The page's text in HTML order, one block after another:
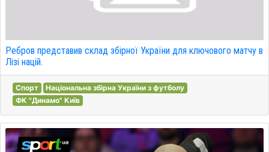
Ребров представив склад збірної України для ключового матчу в
Лізі націй.
Спорт
Національна збірна України з футболу
ФК "Динамо" Київ